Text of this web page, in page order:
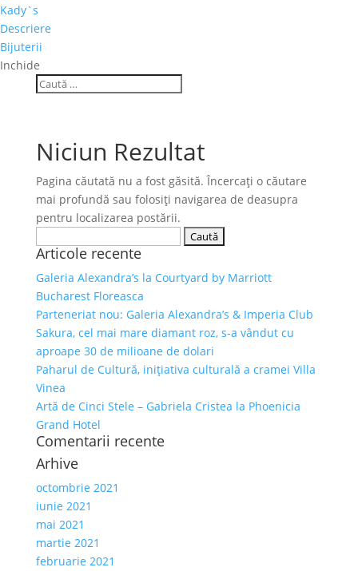
Kady`s
Descriere
Bijuterii
Inchide
Niciun Rezultat
Pagina căutată nu a fost găsită. Încercați o căutare
mai profundă sau folosiți navigarea de deasupra
pentru localizarea postării.
după:
Articole recente
Galeria Alexandra’s la Courtyard by Marriott
Bucharest Floreasca
Parteneriat nou: Galeria Alexandra’s & Imperia Club
Sakura, cel mai mare diamant roz, s-a vândut cu
aproape 30 de milioane de dolari
Paharul de Cultură, inițiativa culturală a cramei Villa
Vinea
Artă de Cinci Stele – Gabriela Cristea la Phoenicia
Grand Hotel
Comentarii recente
Arhive
octombrie 2021
iunie 2021
mai 2021
martie 2021
februarie 2021